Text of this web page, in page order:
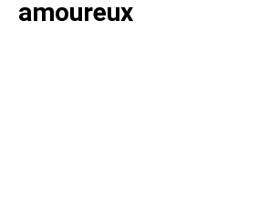
amoureux